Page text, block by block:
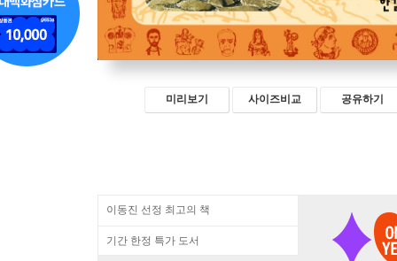
미리보기 사이즈비교 공유하기
이동진 선정 최고의 책
기간 한정 특가 도서